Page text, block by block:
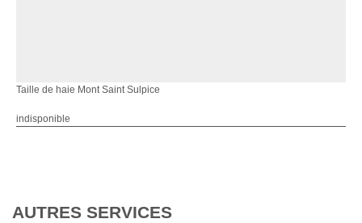
Taille de haie Mont Saint Sulpice
indisponible
AUTRES SERVICES